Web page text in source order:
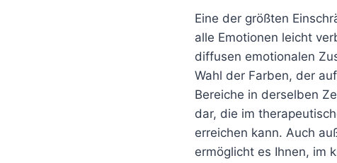
Eine der größten
alle Emotionen leicht
diffusen emotionalen
Wahl der Farben, der
Bereiche in derselben
dar, die im
erreichen kann. Auch
ermöglicht es Ihnen, im